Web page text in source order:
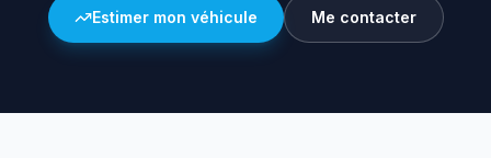
Estimer mon véhicule Me contacter